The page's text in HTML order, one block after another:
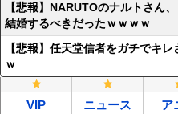
【悲報】NARUTOのナルトさん
結婚するべきだったｗｗｗｗ
【悲報】任天堂信者をガチでキ
ｗ
VIP ニュース ア